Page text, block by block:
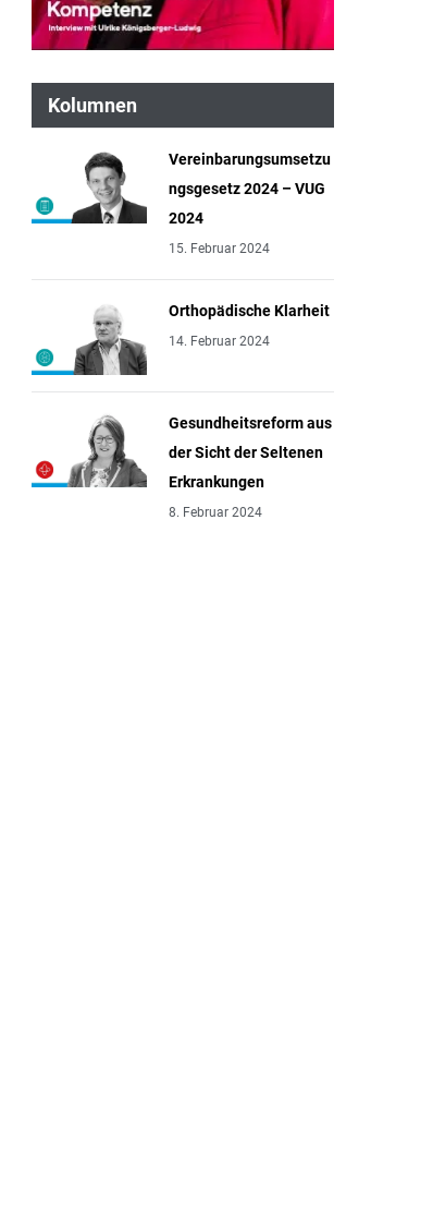
Kolumnen
Vereinbarungsumsetzu
ngsgesetz 2024 – VUG
2024
15. Februar 2024
Orthopädische Klarheit
14. Februar 2024
Gesundheitsreform aus
der Sicht der Seltenen
Erkrankungen
8. Februar 2024